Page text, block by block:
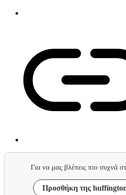
Για να μας βλέπεις πιο συχνά
Προσθήκη της